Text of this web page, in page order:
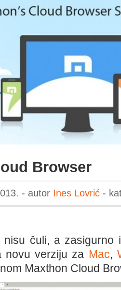
Browser
- autor Ines Lovrić -
nisu čuli, a
novu verziju za Mac,
Maxthon Cloud